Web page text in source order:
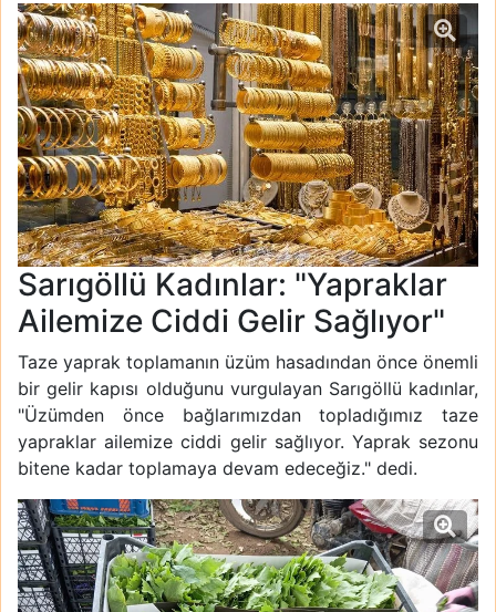
Sarıgöllü Kadınlar: "Yapraklar
Ailemize Ciddi Gelir Sağlıyor"
Taze yaprak toplamanın üzüm hasadından önce önemli
bir gelir kapısı olduğunu vurgulayan Sarıgöllü kadınlar,
"Üzümden önce bağlarımızdan topladığımız taze
yapraklar ailemize ciddi gelir sağlıyor. Yaprak sezonu
bitene kadar toplamaya devam edeceğiz." dedi.